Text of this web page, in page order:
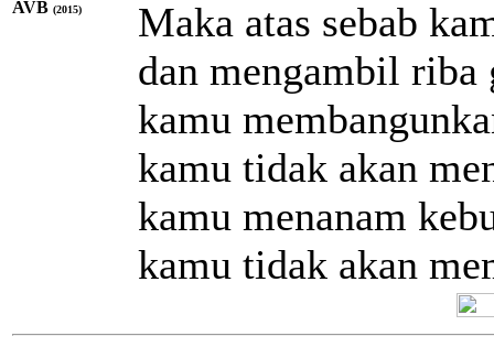
AVB (2015)
Maka atas sebab
dan mengambil riba
kamu
kamu tidak akan
kamu menanam
kamu tidak akan